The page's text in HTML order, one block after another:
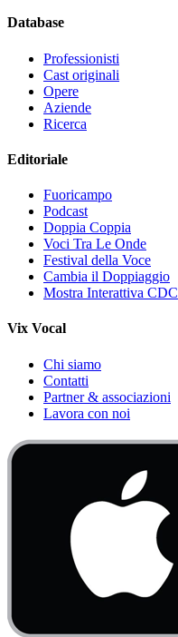
Database
Professionisti
Cast originali
Opere
Aziende
Ricerca
Editoriale
Fuoricampo
Podcast
Doppia Coppia
Voci Tra Le Onde
Festival della Voce
Cambia il Doppiaggio
Mostra Interattiva CDC
Vix Vocal
Chi siamo
Contatti
Partner & associazioni
Lavora con noi